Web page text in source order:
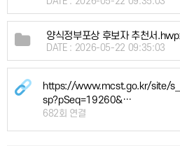
양식정부포상 후보자 추천서
DATE : 2026-05-22 09:35:03
https://www.mcst.go.kr/site/
sp?pSeq=19260&…
682회 연결